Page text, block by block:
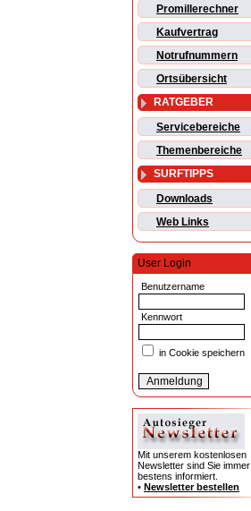
Promillerechner
Kaufvertrag
Notrufnummern
Ortsübersicht
RATGEBER
Servicebereiche
Themenbereiche
SURFTIPPS
Downloads
Web Links
User Login
Benutzername
Kennwort
in Cookie speichern
Mit unserem kostenlosen
Newsletter sind Sie immer
bestens informiert.
• Newsletter bestellen